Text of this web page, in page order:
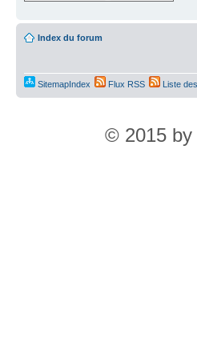
Index du forum
SitemapIndex Flux RSS Liste
© 2015 by